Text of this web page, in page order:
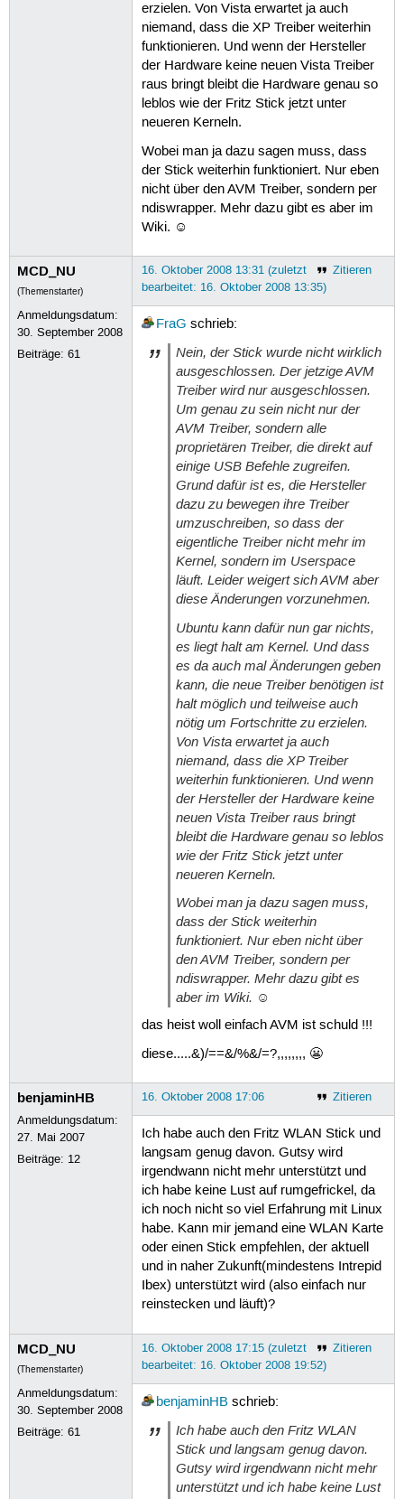
erzielen. Von Vista erwartet ja auch
niemand, dass die XP Treiber weiterhin
funktionieren. Und wenn der Hersteller
der Hardware keine neuen Vista Treiber
raus bringt bleibt die Hardware genau so
leblos wie der Fritz Stick jetzt unter
neueren Kerneln.
Wobei man ja dazu sagen muss, dass
der Stick weiterhin funktioniert. Nur eben
nicht über den AVM Treiber, sondern per
ndiswrapper. Mehr dazu gibt es aber im
Wiki. ☺
MCD_NU
(Themenstarter)
Anmeldungsdatum:
30. September 2008
Beiträge:61
Zitieren
16. Oktober 2008 13:31 (zuletzt
bearbeitet: 16. Oktober 2008 13:35)
FraG schrieb:
Nein, der Stick wurde nicht wirklich
ausgeschlossen. Der jetzige AVM
Treiber wird nur ausgeschlossen.
Um genau zu sein nicht nur der
AVM Treiber, sondern alle
proprietären Treiber, die direkt auf
einige USB Befehle zugreifen.
Grund dafür ist es, die Hersteller
dazu zu bewegen ihre Treiber
umzuschreiben, so dass der
eigentliche Treiber nicht mehr im
Kernel, sondern im Userspace
läuft. Leider weigert sich AVM aber
diese Änderungen vorzunehmen.
Ubuntu kann dafür nun gar nichts,
es liegt halt am Kernel. Und dass
es da auch mal Änderungen geben
kann, die neue Treiber benötigen ist
halt möglich und teilweise auch
nötig um Fortschritte zu erzielen.
Von Vista erwartet ja auch
niemand, dass die XP Treiber
weiterhin funktionieren. Und wenn
der Hersteller der Hardware keine
neuen Vista Treiber raus bringt
bleibt die Hardware genau so leblos
wie der Fritz Stick jetzt unter
neueren Kerneln.
Wobei man ja dazu sagen muss,
dass der Stick weiterhin
funktioniert. Nur eben nicht über
den AVM Treiber, sondern per
ndiswrapper. Mehr dazu gibt es
aber im Wiki. ☺
das heist woll einfach AVM ist schuld !!!
diese.....&)/==&/%&/=?,,,,,,,, 😬
benjaminHB
Anmeldungsdatum:
27. Mai 2007
Beiträge: 12
Zitieren
16. Oktober 2008 17:06
Ich habe auch den Fritz WLAN Stick und
langsam genug davon. Gutsy wird
irgendwann nicht mehr unterstützt und
ich habe keine Lust auf rumgefrickel, da
ich noch nicht so viel Erfahrung mit Linux
habe. Kann mir jemand eine WLAN Karte
oder einen Stick empfehlen, der aktuell
und in naher Zukunft(mindestens Intrepid
Ibex) unterstützt wird (also einfach nur
reinstecken und läuft)?
MCD_NU
(Themenstarter)
Anmeldungsdatum:
30. September 2008
Beiträge:61
Zitieren
16. Oktober 2008 17:15 (zuletzt
bearbeitet: 16. Oktober 2008 19:52)
benjaminHBschrieb:
Ich habe auch den Fritz WLAN
Stick und langsam genug davon.
Gutsy wird irgendwann nicht mehr
unterstützt und ich habe keine Lust